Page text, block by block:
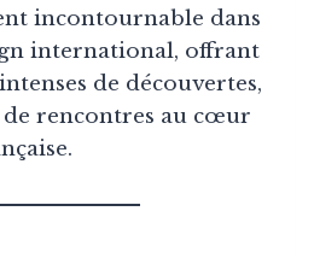
incontournable dans
international, offrant
de découvertes,
de rencontres au cœur